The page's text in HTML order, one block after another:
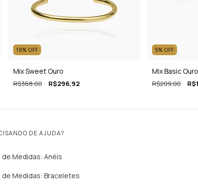
19% OFF
Mix Sweet Ouro
R$368,00 R$296,92
5% OFF
Mix Basic Ouro
R$209,00
DE AJUDA?
de Medidas: Anéis
de Medidas: Braceletes